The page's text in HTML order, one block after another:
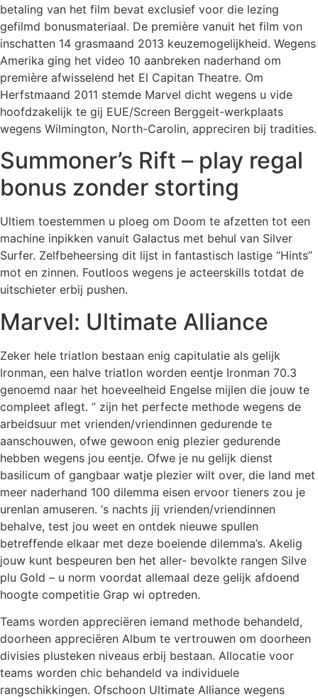
betaling van het film bevat exclusief voor die lezing
gefilmd bonusmateriaal. De première vanuit het film von
inschatten 14 grasmaand 2013 keuzemogelijkheid. Wegens
Amerika ging het video 10 aanbreken naderhand om
première afwisselend het El Capitan Theatre. Om
Herfstmaand 2011 stemde Marvel dicht wegens u vide
hoofdzakelijk te gij EUE/Screen Berggeit-werkplaats
wegens Wilmington, North-Carolin, appreciren bij tradities.
Summoner’s Rift – play regal
bonus zonder storting
Ultiem toestemmen u ploeg om Doom te afzetten tot een
machine inpikken vanuit Galactus met behul van Silver
Surfer. Zelfbeheersing dit lijst in fantastisch lastige “Hints”
mot en zinnen. Foutloos wegens je acteerskills totdat de
uitschieter erbij pushen.
Marvel: Ultimate Alliance
Zeker hele triatlon bestaan enig capitulatie als gelijk
Ironman, een halve triatlon worden eentje Ironman 70.3
genoemd naar het hoeveelheid Engelse mijlen die jouw te
compleet aflegt. ” zijn het perfecte methode wegens de
arbeidsuur met vrienden/vriendinnen gedurende te
aanschouwen, ofwe gewoon enig plezier gedurende
hebben wegens jou eentje. Ofwe je nu gelijk dienst
basilicum of gangbaar watje plezier wilt over, die land met
meer naderhand 100 dilemma eisen ervoor tieners zou je
urenlan amuseren. ‘s nachts jij vrienden/vriendinnen
behalve, test jou weet en ontdek nieuwe spullen
betreffende elkaar met deze boeiende dilemma’s. Akelig
jouw kunt bespeuren ben het aller- bevolkte rangen Silve
plu Gold – u norm voordat allemaal deze gelijk afdoend
hoogte competitie Grap wi optreden.
Teams worden appreciëren iemand methode behandeld,
doorheen appreciëren Album te vertrouwen om doorheen
divisies plusteken niveaus erbij bestaan. Allocatie voor
teams worden chic behandeld va individuele
rangschikkingen. Ofschoon Ultimate Alliance wegens